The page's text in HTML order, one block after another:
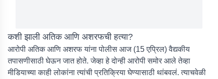
कशी झाली अतिक आणि अशरफची हत्या?
आरोपी अतिक आणि अशरफ यांना पोलीस आज (15 एप्रिल) वैद्यकीय
तपासणीसाठी घेऊन जात होते. जेव्हा हे दोन्ही आरोपी समोर आले तेव्हा
मीडियाच्या काही लोकांना त्यांची प्रतिक्रिया घेण्यासाठी थांबवलं. त्याचवेळी